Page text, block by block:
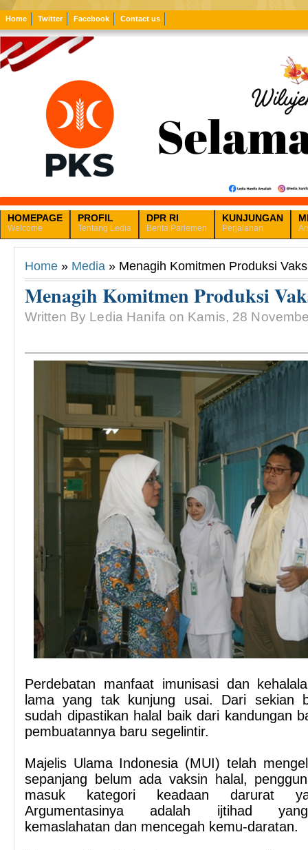
Home Twitter Facebook Contact us
HOMEPAGE
Welcome
PROFIL
Tentang Ledia
DPR RI
Berita Parlemen
KUNJUNGAN
Perjalanan
Home » Media » Menagih Komitmen Produksi
Menagih Komitmen Produksi
Written By Ledia Hanifa on Kamis, 28
Perdebatan manfaat imunisasi dan
lama yang tak kunjung usai. Dari sekian
sudah dipastikan halal baik dari kandungan
pembuatannya baru segelintir.
Majelis Ulama Indonesia (MUI) telah
sepanjang belum ada vaksin halal,
masuk kategori keadaan darurat
Argumentasinya adalah ijtihad yang
kemaslahatan dan mencegah kemu-daratan.